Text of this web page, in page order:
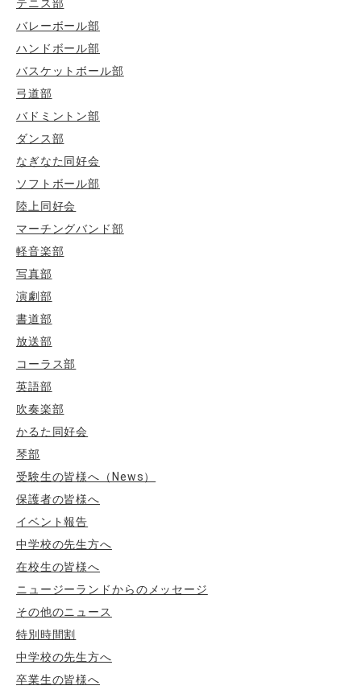
テニス部
バレーボール部
ハンドボール部
バスケットボール部
弓道部
バドミントン部
ダンス部
なぎなた同好会
ソフトボール部
陸上同好会
マーチングバンド部
軽音楽部
写真部
演劇部
書道部
放送部
コーラス部
英語部
吹奏楽部
かるた同好会
琴部
受験生の皆様へ（News）
保護者の皆様へ
イベント報告
中学校の先生方へ
在校生の皆様へ
ニュージーランドからのメッセージ
その他のニュース
特別時間割
中学校の先生方へ
卒業生の皆様へ